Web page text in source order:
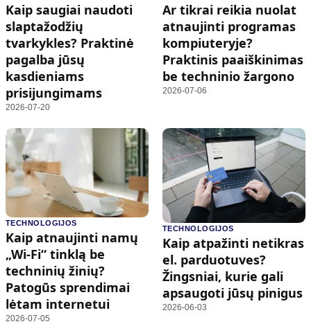
Kaip saugiai naudoti
slaptažodžių
tvarkykles? Praktinė
pagalba jūsų
kasdieniams
prisijungimams
2026-07-20
Ar tikrai reikia nuolat
atnaujinti programas
kompiuteryje?
Praktinis paaiškinimas
be techninio žargono
2026-07-06
TECHNOLOGIJOS
Kaip atnaujinti namų
„Wi-Fi“ tinklą be
techninių žinių?
Patogūs sprendimai
lėtam internetui
2026-07-05
TECHNOLOGIJOS
Kaip atpažinti netikras
el. parduotuves?
Žingsniai, kurie gali
apsaugoti jūsų pinigus
2026-06-03